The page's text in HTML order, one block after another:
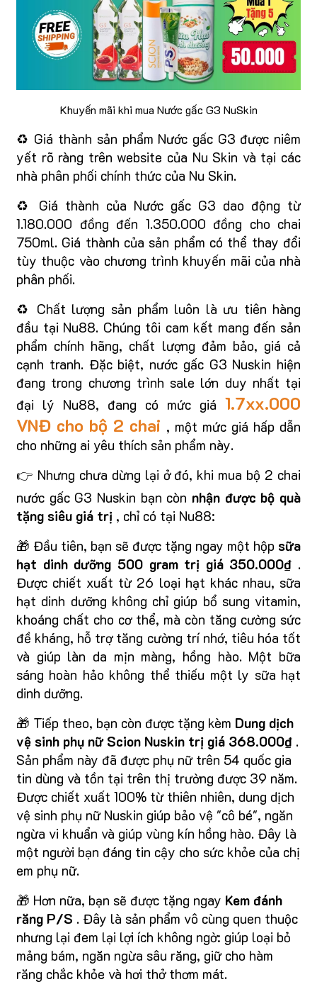
Khuyến mãi khi mua Nước gấc G3 NuSkin
♻️ Giá thành sản phẩm Nước gấc G3 được niêm
yết rõ ràng trên website của Nu Skin và tại các
nhà phân phối chính thức của Nu Skin.
♻️ Giá thành của Nước gấc G3 dao động từ
1.180.000 đồng đến 1.350.000 đồng cho chai
750ml. Giá thành của sản phẩm có thể thay đổi
tùy thuộc vào chương trình khuyến mãi của nhà
phân phối.
♻️ Chất lượng sản phẩm luôn là ưu tiên hàng
đầu tại Nu88. Chúng tôi cam kết mang đến sản
phẩm chính hãng, chất lượng đảm bảo, giá cả
cạnh tranh. Đặc biệt, nước gấc G3 Nuskin hiện
đang trong chương trình sale lớn duy nhất tại
đại lý Nu88, đang có mức giá 1.7xx.000
VNĐ cho bộ 2 chai , một mức giá hấp dẫn
cho những ai yêu thích sản phẩm này.
👉 Nhưng chưa dừng lại ở đó, khi mua bộ 2 chai
nước gấc G3 Nuskin bạn còn nhận được bộ quà
tặng siêu giá trị , chỉ có tại Nu88:
🎁 Đầu tiên, bạn sẽ được tặng ngay một hộp sữa
hạt dinh dưỡng 500 gram trị giá 350.000₫ .
Được chiết xuất từ 26 loại hạt khác nhau, sữa
hạt dinh dưỡng không chỉ giúp bổ sung vitamin,
khoáng chất cho cơ thể, mà còn tăng cường sức
đề kháng, hỗ trợ tăng cường trí nhớ, tiêu hóa tốt
và giúp làn da mịn màng, hồng hào. Một bữa
sáng hoàn hảo không thể thiếu một ly sữa hạt
dinh dưỡng.
🎁 Tiếp theo, bạn còn được tặng kèm Dung dịch
vệ sinh phụ nữ Scion Nuskin trị giá 368.000₫ .
Sản phẩm này đã được phụ nữ trên 54 quốc gia
tin dùng và tồn tại trên thị trường được 39 năm.
Được chiết xuất 100% từ thiên nhiên, dung dịch
vệ sinh phụ nữ Nuskin giúp bảo vệ "cô bé", ngăn
ngừa vi khuẩn và giúp vùng kín hồng hào. Đây là
một người bạn đáng tin cậy cho sức khỏe của chị
em phụ nữ.
🎁 Hơn nữa, bạn sẽ được tặng ngay Kem đánh
răng P/S . Đây là sản phẩm vô cùng quen thuộc
nhưng lại đem lại lợi ích không ngờ: giúp loại bỏ
mảng bám, ngăn ngừa sâu răng, giữ cho hàm
răng chắc khỏe và hơi thở thơm mát.